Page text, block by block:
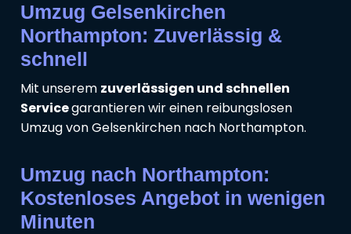
Umzug Gelsenkirchen
Northampton: Zuverlässig &
schnell
Mit unserem zuverlässigen und schnellen
Servicegarantieren wir einen reibungslosen
Umzug von Gelsenkirchen nach Northampton.
Umzug nach Northampton:
Kostenloses Angebot in wenigen
Minuten